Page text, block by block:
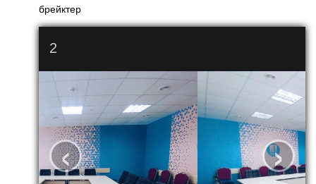
брейктер
2
‹ ›